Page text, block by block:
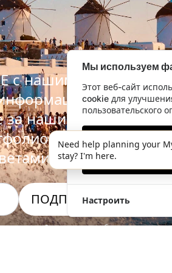
с нашим
за нашими
специальными
инсайдеров.
ПОДПИСАТЬСЯ СЕЙЧАС!
Отписаться в любое время.
Мы используем
Этот веб-сайт
cookie для
пользовательского
Только
Настроить
Need help planning your
stay? I'm here.